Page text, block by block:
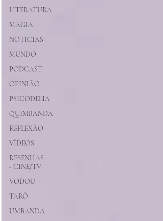
LITERATURA
MAGIA
NOTÍCIAS
MUNDO
PODCAST
OPINIÃO
PSICODELIA
QUIMBANDA
REFLEXÃO
VÍDEOS
RESENHAS
- CINE/TV
VODOU
TARÔ
UMBANDA